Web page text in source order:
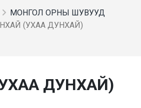
МОНГОЛ ОРНЫ ШУВУУД
(УХАА ДУНХАЙ)
ДУНХАЙ)